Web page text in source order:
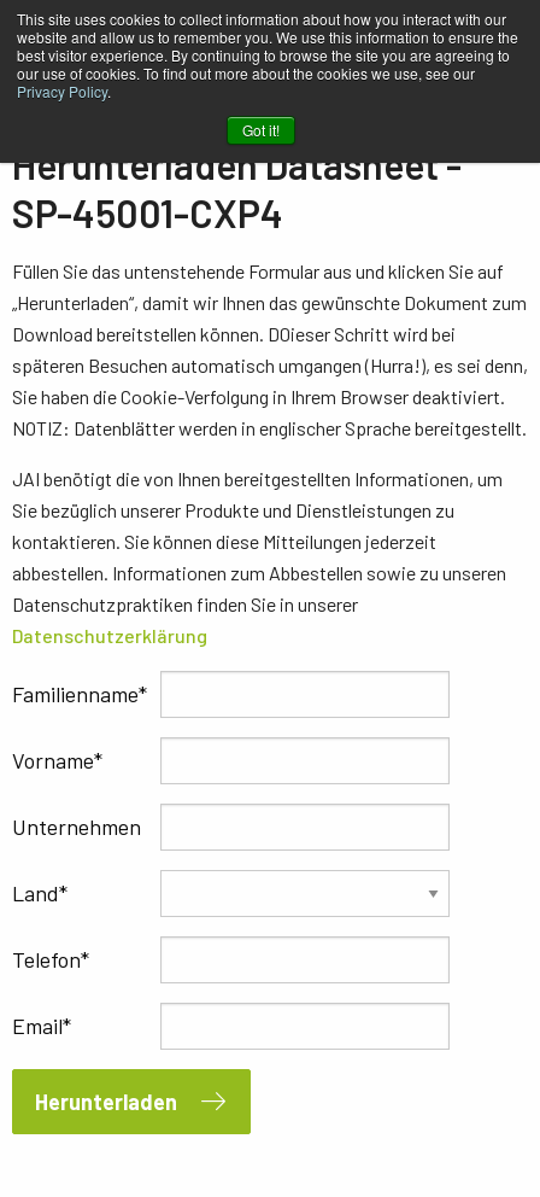
This site uses cookies to collect information about how you interact with our
website and allow us to remember you. We use this information to ensure the
best visitor experience. By continuing to browse the site you are agreeing to
our use of cookies. To find out more about the cookies we use, see our
Privacy Policy.
Got it!
Datasheet - SP-45001-CXP4
Herunterladen Datasheet -
SP-45001-CXP4
Füllen Sie das untenstehende Formular aus und klicken Sie auf
„Herunterladen“, damit wir Ihnen das gewünschte Dokument zum
Download bereitstellen können. D0ieser Schritt wird bei
späteren Besuchen automatisch umgangen (Hurra!), es sei denn,
Sie haben die Cookie-Verfolgung in Ihrem Browser deaktiviert.
NOTIZ: Datenblätter werden in englischer Sprache bereitgestellt.
JAI benötigt die von Ihnen bereitgestellten Informationen, um
Sie bezüglich unserer Produkte und Dienstleistungen zu
kontaktieren. Sie können diese Mitteilungen jederzeit
abbestellen. Informationen zum Abbestellen sowie zu unseren
Datenschutzpraktiken finden Sie in unserer
Datenschutzerklärung
Familienname
Vorname
Unternehmen
Land
Telefon
Email
Herunterladen